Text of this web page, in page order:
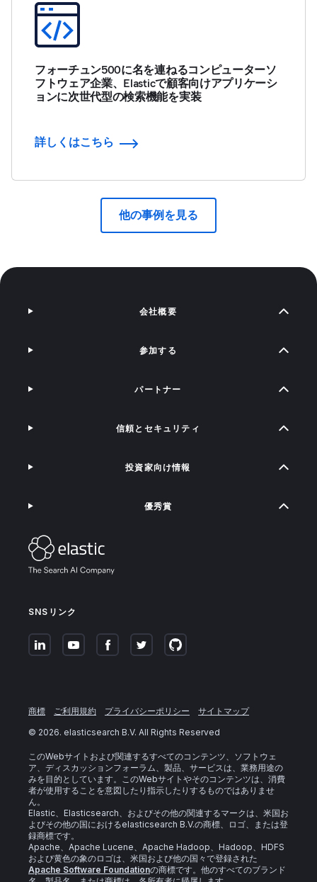
フォーチュン500に名を連ねるコンピューターソ
フトウェア企業、Elasticで顧客向けアプリケーシ
ョンに次世代型の検索機能を実装
詳しくはこちら
他の事例を見る
SNSリンク
会社概要
参加する
パートナー
信頼とセキュリティ
投資家向け情報
優秀賞
商標 ご利用規約 プライバシーポリシー
サイトマップ
© 2026. elasticsearch B.V. All Rights Reserved
このWebサイトおよび関連するすべてのコンテンツ、ソフトウェ
ア、ディスカッションフォーラム、製品、サービスは、業務用途の
みを目的としています。このWebサイトやそのコンテンツは、消費
者が使用することを意図したり指示したりするものではありませ
ん。
Elastic、Elasticsearch、およびその他の関連するマークは、米国お
よびその他の国におけるelasticsearch B.V.の商標、ロゴ、または登
録商標です。
Apache、Apache Lucene、Apache Hadoop、Hadoop、HDFS
および黄色の象のロゴは、米国および他の国々で登録された
Apache Software Foundationの商標です。他のすべてのブランド